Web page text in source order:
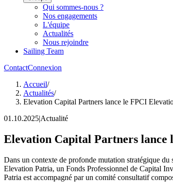
Qui sommes-nous ?
Nos engagements
L'équipe
Actualités
Nous rejoindre
Sailing Team
ContactConnexion
Accueil/
Actualités/
Elevation Capital Partners lance le FPCI
01.10.2025|Actualité
Elevation Capital Partners lance
Dans un contexte de profonde mutation stratégique
Elevation Patria, un Fonds Professionnel de Capital
Patria est accompagné par un comité consultatif